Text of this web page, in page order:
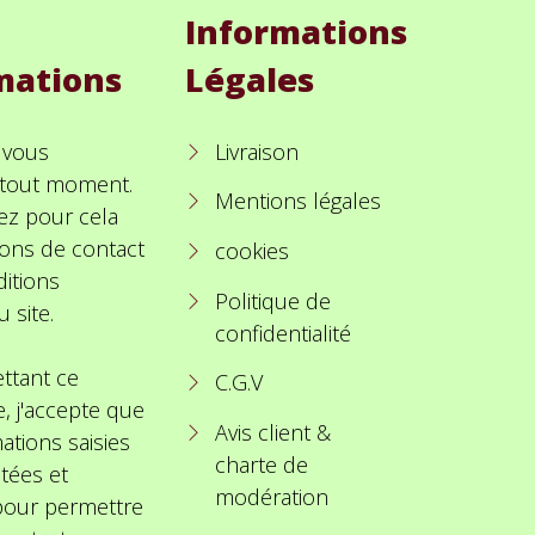
moment.
pour cela
de contact
site.
ce
j'accepte que
saisies
et
permettre
Informations
Légales
Livraison
Mentions légales
cookies
Politique de
confidentialité
C.G.V
Avis client &
charte de
modération